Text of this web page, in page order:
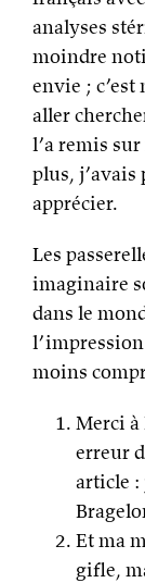
analyses
moindre
envie ; c’est
aller
l’a remis
plus,
apprécier.
Les
imaginaire
dans le
moins
Merci
erreur
article :
Et ma
gifle,